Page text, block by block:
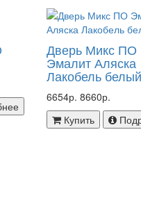
Дверь Микс ПО
Эмалит Аляска
Лакобель белый
6654р. 8660р.
Купить